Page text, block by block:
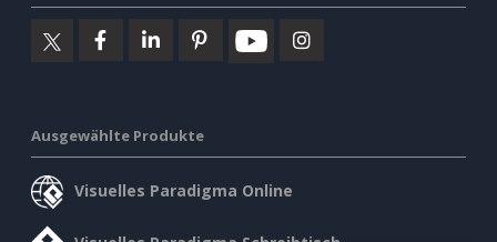
Ausgewählte Produkte
Visuelles Paradigma Online